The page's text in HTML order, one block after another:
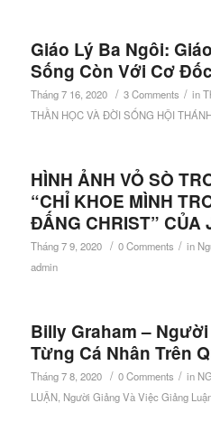
Giáo Lý Ba Ngôi:
Sống Còn Với Cơ
Tháng 7 16, 2020 / 3 Comments / in
THẦN HỌC VÀ ĐỜI SỐNG HỘI
HÌNH ẢNH VỎ SÒ
“CHỈ KHOE MÌNH
ĐẤNG CHRIST” CỦA
Tháng 7 9, 2020 / 0 Comments / in
admin
Billy Graham –
Từng Cá Nhân Trên
Tháng 7 8, 2020 / 0 Comments / in
LUẬN, Người Giảng Và Việc Giảng